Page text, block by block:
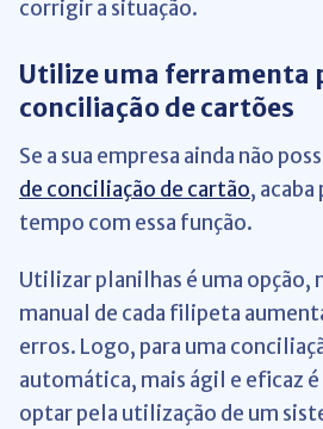
corrigir a situação.
Utilize uma ferramenta
conciliação de cartões
Se a sua empresa ainda não
de conciliação de cartão,
tempo com essa função.
Utilizar planilhas é uma opção,
manual de cada filipeta
erros. Logo, para uma
automática, mais ágil e eficaz
optar pela utilização de um